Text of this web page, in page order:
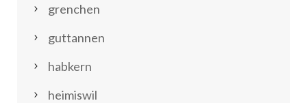
grenchen
guttannen
habkern
heimiswil